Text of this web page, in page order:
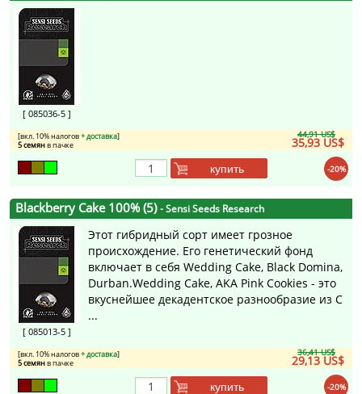
[ 085036-5 ]
44,91 US$
35,93 US$
[вкл. 10% налогов+ доставка]
5 семянв пачке
-20%
купить
Blackberry Cake 100% (5)- Sensi Seeds Research
[ 085013-5 ]
Этот гибридный сорт имеет грозное
происхождение. Его генетический фонд
включает в себя Wedding Cake, Black Domina,
Durban.Wedding Cake, AKA Pink Cookies - это
вкуснейшее декадентское разнообразие из С
...
36,41 US$
29,13 US$
[вкл. 10% налогов+ доставка]
5 семянв пачке
-20%
купить